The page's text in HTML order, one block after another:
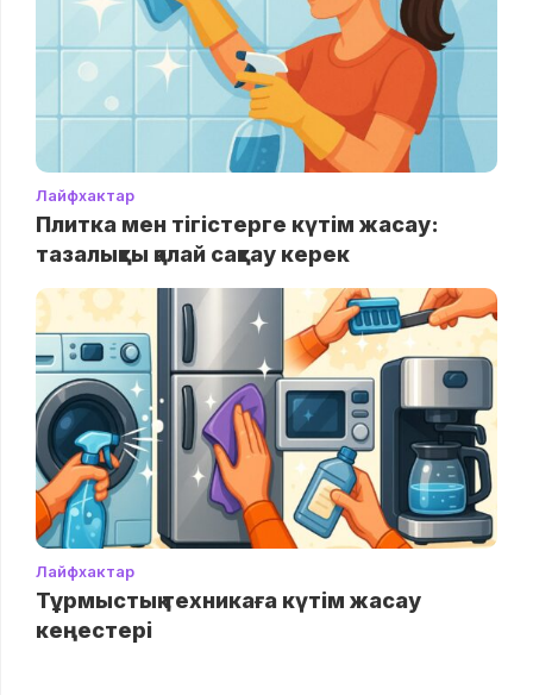
Лайфхактар
Плитка мен тігістерге күтім жасау:
тазалықты қалай сақтау керек
Лайфхактар
Тұрмыстық техникаға күтім жасау
кеңестері